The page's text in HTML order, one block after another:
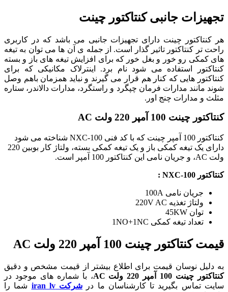
تجهیزات جانبی کنتاکتور چینت
هر کنتاکتور چینت دارای تجهیزات جانبی می باشد که در کاربری
راحت تر کنتاکتور تاثیر گذار است. از جمله ی آن ها می توان به تیغه
های کمکی رو خور و بغل خور که برای افزایش تیغه های باز و بسته
کنتاکتور استفاده می شود نام برد. اینترلاک مکانیکی که برای
کنتاکتور هایی که کنار هم قرار می گیرند و نباید همزمان باهم وصل
شوند مانند مدارات فرمان چپگرد و راستگرد، مدارات دالاندر، ستاره
مثلث و مدارات چنج اور.
کنتاکتور چینت 100 آمپر 220 ولت AC
کنتاکتور 100 آمپر چینت که با کد فنی NXC-100 شناخته می شود
دارای یک تیغه کمکی باز و یک تیغه کمکی بسته، ولتاژ کار بوبین 220
ولت AC، و جریان نامی این کنتاکتور 100 آمپر است.
کنتاکتور NXC-100 :
جریان نامی 100A
ولتاژ تغذیه 220V AC
توان 45KW
تعداد تیغه کمکی 1NO+1NC
قیمت کنتاکتور چینت 100 آمپر 220 ولت AC
به دلیل نوسان قیمت برای اطلاع بیشتر از قیمت مشخص و دقیق
کنتاکتور چینت 100 آمپر 220 ولت AC
، با شماره های موجود در
سایت تماس بگیرید تا کارشناسان ما در شرکت iran lv
شما را